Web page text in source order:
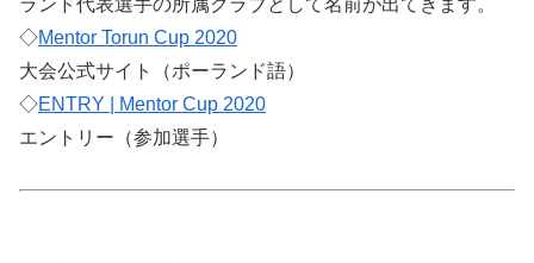
ランド代表選手の所属クラブとして名前が出てきます。
◇Mentor Torun Cup 2020
大会公式サイト（ポーランド語）
◇ENTRY | Mentor Cup 2020
エントリー（参加選手）